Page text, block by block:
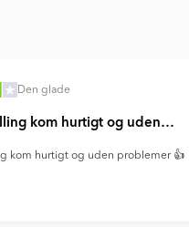
Den glade
kom hurtigt og uden…
kom hurtigt og uden problemer 👍